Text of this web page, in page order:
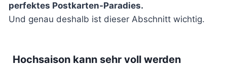
perfektes Postkarten-Paradies.
Und genau deshalb ist dieser Abschnitt wichtig.
Hochsaison kann sehr voll werden